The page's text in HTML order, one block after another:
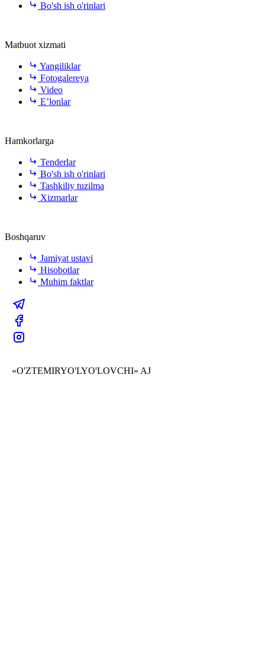
Bo'sh ish o'rinlari
Matbuot xizmati
Yangiliklar
Fotogalereya
Video
E’lonlar
Hamkorlarga
Tenderlar
Bo'sh ish o'rinlari
Tashkiliy tuzilma
Xizmarlar
Boshqaruv
Jamiyat ustavi
Hisobotlar
Muhim faktlar
«O'ZTEMIRYO'LYO'LOVCHI» AJ